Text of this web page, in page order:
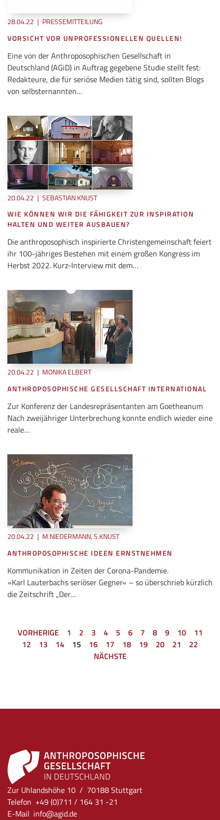
28.04.22 | PRESSEMITTEILUNG
VORSICHT VOR UNPROFESSIONELLEN QUELLEN!
Eine von der Anthroposophischen Gesellschaft in
Deutschland (AGiD) in Auftrag gegebene Studie stellt fest:
Redakteure, die für seriöse Medien tätig sind, sollten Blogs
von selbsternannten…
20.04.22 | SEBASTIAN KNUST
WIE KÖNNEN WIR DIE FÄHIGKEIT ZUR INSPIRATION
HALTEN UND WEITER AUSBAUEN?
Die anthroposophisch inspirierte Christengemeinschaft feiert
ihr 100-jähriges Bestehen mit einem großen Kongress im
Herbst 2022. Kurz-Interview mit dem…
20.04.22 | MONIKA ELBERT
ANTHROPOSOPHISCHE GESELLSCHAFT INTERNATIONAL
Zur Konferenz der Landesrepräsentanten am Goetheanum
Nach zweijähriger Unterbrechung konnte endlich wieder eine
reale…
20.04.22 | M.NIEDERMANN, S.KNUST
ANTHROPOSOPHISCHE IDEEN ERNSTNEHMEN
Kommunikation in Zeiten der Corona-Pandemie.
»Karl Lauterbachs seriöser Gegner« – so überschrieb kürzlich
die Zeitschrift „Der…
VORHERIGE 1 2 3 4 5 6 7 8 9 10
11
12
13 14 15 16 17 18 19 20 21
22
NÄCHSTE
Zur Uhlandshöhe 10 / 70188 Stuttgart
Telefon +49 (0)711 / 164 31 -21
E-Mail info@agid.de